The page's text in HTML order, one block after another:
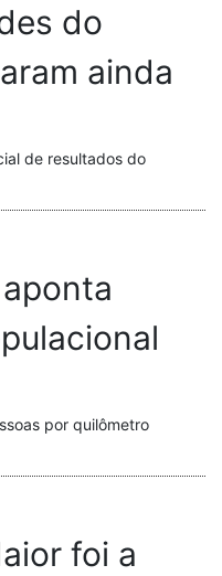
do
ainda
de resultados do
por quilômetro
foi a